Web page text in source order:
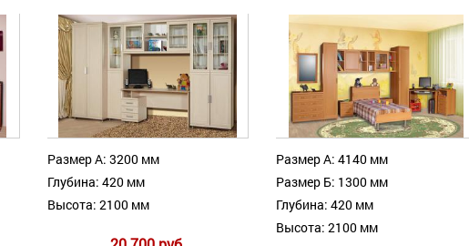
Размер А: 3200 мм
Глубина: 420 мм
Высота: 2100 мм
Размер А: 4140 мм
Размер Б: 1300 мм
Глубина: 420 мм
Высота: 2100 мм